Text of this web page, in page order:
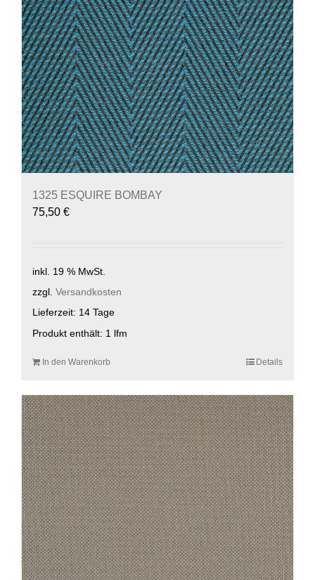
1325 ESQUIRE BOMBAY
75,50 €
inkl. 19 % MwSt.
zzgl. Versandkosten
Lieferzeit: 14 Tage
Produkt enthält: 1 lfm
In den Warenkorb Details